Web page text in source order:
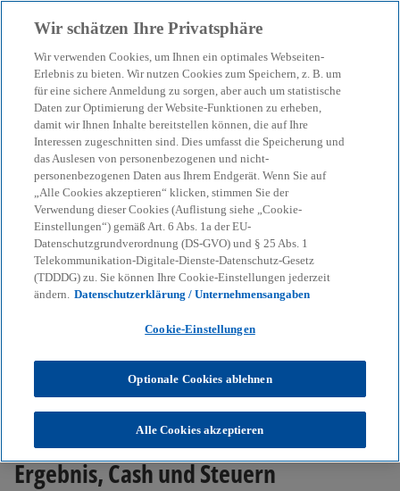
menu search
Manufacturing
Optimisation
Performance in der Fertigung schaffen, die im
Ergebnis sichtbar wird: Kosten senken, Cash
freisetzen und Zukunftsfähigkeit bewerkstelligen
KPMG Dienstleistungen
Advisory
Manufacturing Optimisation
Typische Herausforderungen in ihrer
Produktion – und ihre Wirkung auf
Ergebnis, Cash und Steuern
Wir schätzen Ihre Privatsphäre
Wir verwenden Cookies, um Ihnen ein optimales Webseiten-
Erlebnis zu bieten. Wir nutzen Cookies zum Speichern, z. B. um
für eine sichere Anmeldung zu sorgen, aber auch um statistische
Daten zur Optimierung der Website-Funktionen zu erheben,
damit wir Ihnen Inhalte bereitstellen können, die auf Ihre
Interessen zugeschnitten sind. Dies umfasst die Speicherung und
das Auslesen von personenbezogenen und nicht-
personenbezogenen Daten aus Ihrem Endgerät. Wenn Sie auf
„Alle Cookies akzeptieren“ klicken, stimmen Sie der
Verwendung dieser Cookies (Auflistung siehe „Cookie-
Einstellungen“) gemäß Art. 6 Abs. 1a der EU-
Datenschutzgrundverordnung (DS-GVO) und § 25 Abs. 1
Telekommunikation-Digitale-Dienste-Datenschutz-Gesetz
(TDDDG) zu. Sie können Ihre Cookie-Einstellungen jederzeit
ändern. Datenschutzerklärung / Unternehmensangaben
Cookie-Einstellungen
Optionale Cookies ablehnen
Alle Cookies akzeptieren